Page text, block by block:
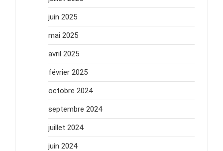
juin 2025
mai 2025
avril 2025
février 2025
octobre 2024
septembre 2024
juillet 2024
juin 2024